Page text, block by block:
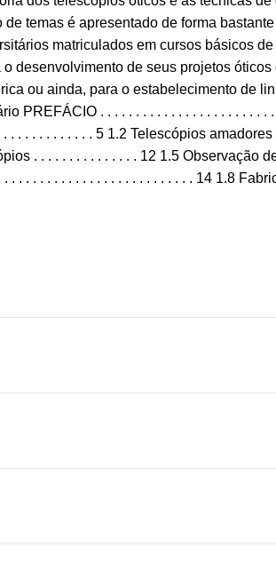
temas é apresentado de forma
matriculados em cursos básicos
desenvolvimento de seus projetos
ou ainda, para o estabelecimento de
. . . . . . . . . . . . . . . . . . . . . . . .
. . . . . . . . . . . 5 1.2 Telescópios
. . . . . . . . . . . . . . . 12 1.5 Observação
. . . . . . . . . . . . . . . . . . . . . . . . . . 14 1.8